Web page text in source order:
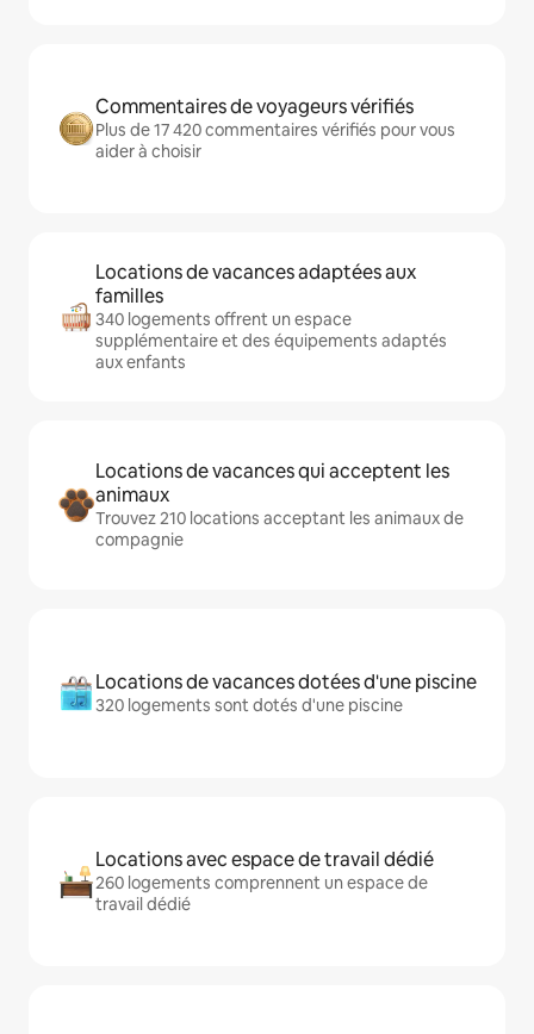
Commentaires de voyageurs vérifiés
Plus de 17 420 commentaires vérifiés pour vous
aider à choisir
Locations de vacances adaptées aux
familles
340 logements offrent un espace
supplémentaire et des équipements adaptés
aux enfants
Locations de vacances qui acceptent les
animaux
Trouvez 210 locations acceptant les animaux de
compagnie
Locations de vacances dotées d'une piscine
320 logements sont dotés d'une piscine
Locations avec espace de travail dédié
260 logements comprennent un espace de
travail dédié